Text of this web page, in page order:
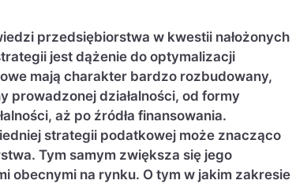
przedsiębiorstwa w kwestii nałożonych
jest dążenie do optymalizacji
mają charakter bardzo rozbudowany,
prowadzonej działalności, od formy
aż po źródła finansowania.
strategii podatkowej może znacząco
Tym samym zwiększa się jego
obecnymi na rynku. O tym w jakim zakresie